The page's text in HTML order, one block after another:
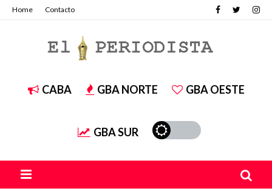
Home Contacto
CABA GBA NORTE GBA OESTE
GBA SUR